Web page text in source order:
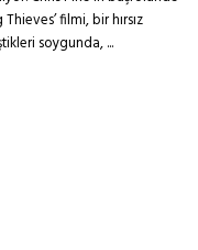
filmi, bir hırsız
soygunda, ...